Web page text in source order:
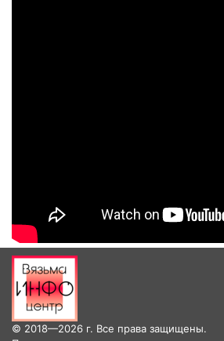
© 2018—2026 г. Все права защищены.